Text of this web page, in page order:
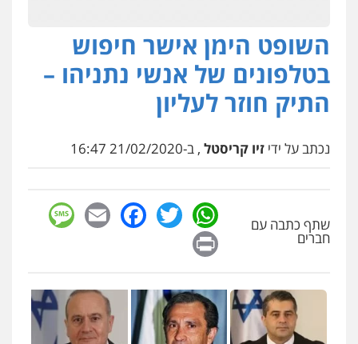
פלילי אסירים צווארון לבן זכויות אדם
0505345826
עו"ד תמיר סולומון
0528758840
דוד אפרים משרד עורכי דין
צווארון לבן מס הכנסה מע"מ
0506209859
השופט הימן אישר חיפוש
בטלפונים של אנשי נתניהו –
התיק חוזר לעליון
נכתב על ידי זיו קריסטל , ב-21/02/2020 16:47
שתף כתבה עם
חברים
WhatsApp
Twitter
Facebook
Email